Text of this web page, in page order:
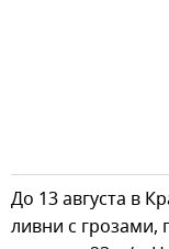
До 13 августа в
ливни с грозами,